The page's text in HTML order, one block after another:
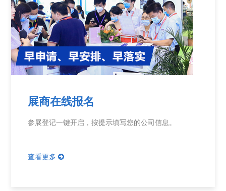
展商在线报名
参展登记一键开启，按提示填写您的公司信息。
查看更多